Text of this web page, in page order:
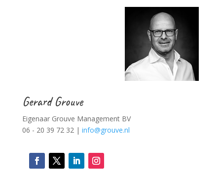
Gerard Grouve
Eigenaar Grouve Management BV
06 - 20 39 72 32 | info@grouve.nl